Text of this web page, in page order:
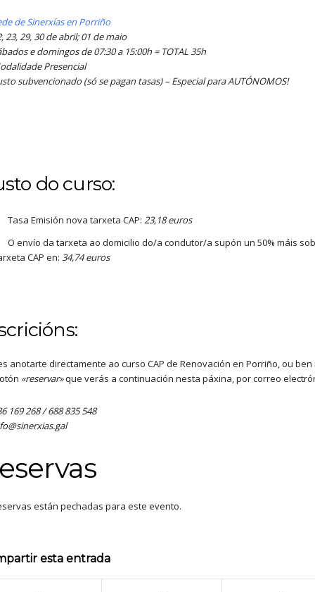
de Sinerxías en Porriño
23, 29, 30 de abril; 01 de maio
e domingos de 07:30 a 15:00h = TOTAL 35h
Presencial
subvencionado (só se pagan tasas) – Especial para AUTÓNOMOS!
do curso:
Tasa Emisión nova tarxeta CAP: 23,18 euros
O envío da tarxeta ao domicilio do/a condutor/a supón un 50% máis
CAP en: 34,74 euros
anotarte directamente ao curso CAP de Renovación en Porriño, ou
«reservar»que verás a continuación nesta páxina, por correo
169 268 / 688 835 548
están pechadas para este evento.
esta entrada